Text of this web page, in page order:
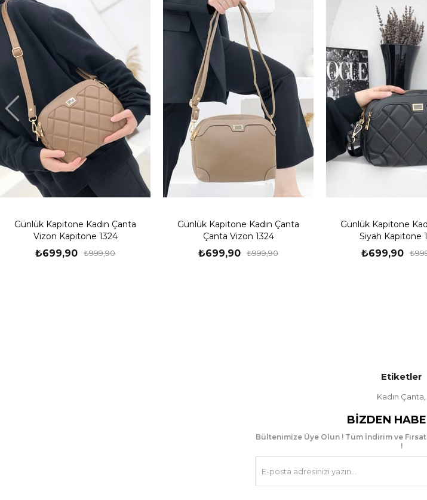
Günlük Kapitone Kadın Çanta
Vizon Kapitone 1324
₺699,90 ₺999,90
Günlük Kapitone Kadın Çanta
Çanta Vizon 1324
₺699,90 ₺999,90
Günlük Kapitone
Siyah Kapitone
₺699,90
Etiketler
Kadın Çanta,
BIZDEN
Bültenimize Üye Olun ! Tüm İndirim ve
!